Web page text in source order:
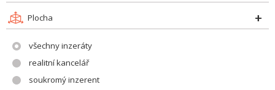
Plocha
všechny inzeráty
realitní kancelář
soukromý inzerent